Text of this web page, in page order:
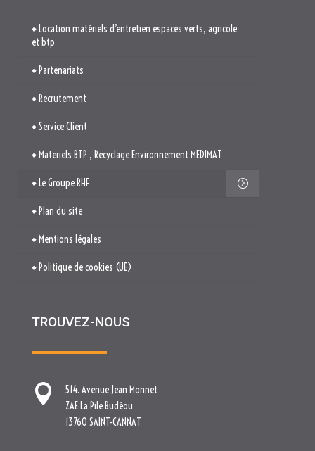
♦ Location matériels d’entretien espaces verts, agricole
et btp
♦ Partenariats
♦ Recrutement
♦ Service Client
♦ Materiels BTP , Recyclage Environnement MEDIMAT
♦ Le Groupe RHF
♦ Plan du site
♦ Mentions légales
♦ Politique de cookies (UE)
TROUVEZ-NOUS

514. Avenue Jean Monnet
ZAE La Pile Budéou
13760 SAINT-CANNAT